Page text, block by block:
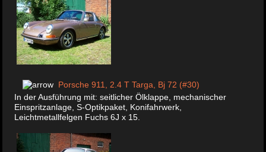
Porsche 911, 2.4 T Targa, Bj 72 (#30)
In der Ausführung mit: seitlicher Ölklappe, mechanischer
Einspritzanlage, S-Optikpaket, Konifahrwerk,
Leichtmetallfelgen Fuchs 6J x 15.